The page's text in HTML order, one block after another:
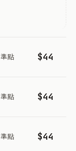
準點 $44
準點 $44
準點 $44